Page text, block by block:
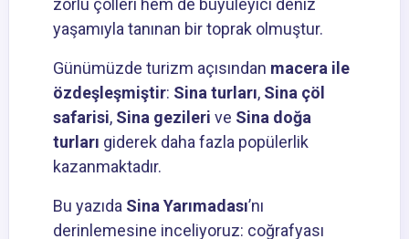
zorlu çölleri hem de büyüleyici deniz
yaşamıyla tanınan bir toprak olmuştur.
Günümüzde turizm açısından macera ile
özdeşleşmiştir: Sina turları, Sina çöl
safarisi, Sina gezileri ve Sina doğa
turları giderek daha fazla popülerlik
kazanmaktadır.
Bu yazıda Sina Yarımadası’nı
derinlemesine inceliyoruz: coğrafyası